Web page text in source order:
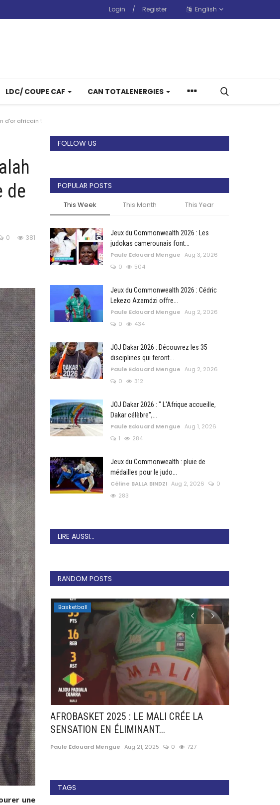
Login / Register English
LDC/ COUPE CAF CAN TOTALENERGIES
d'or africain !
de
381
0
une
FOLLOW US
POPULAR POSTS
This Week This Month This Year
Jeux du Commonwealth 2026 : Les
judokas camerounais font...
Paule Edouard Mengue Aug 3, 2026
0
504
Jeux du Commonwealth 2026 : Cédric
Lekezo Azamdzi offre...
Paule Edouard Mengue Aug 2, 2026
0
434
JOJ Dakar 2026 : Découvrez les 35
disciplines qui feront...
Paule Edouard Mengue Aug 2, 2026
0
312
JOJ Dakar 2026 : " L'Afrique accueille,
Dakar célèbre",...
Paule Edouard Mengue Aug 1, 2026
1
284
Jeux du Commonwealth : pluie de
médailles pour le judo...
Céline BALLA BINDZI Aug 2, 2026
0
283
LIRE AUSSI...
RANDOM POSTS
meeting
615
Basketball
AFROBASKET 2025 : LE MALI CRÉE LA
SENSATION EN ÉLIMINANT...
Paule Edouard Mengue Aug 21, 2025 0 727
TAGS